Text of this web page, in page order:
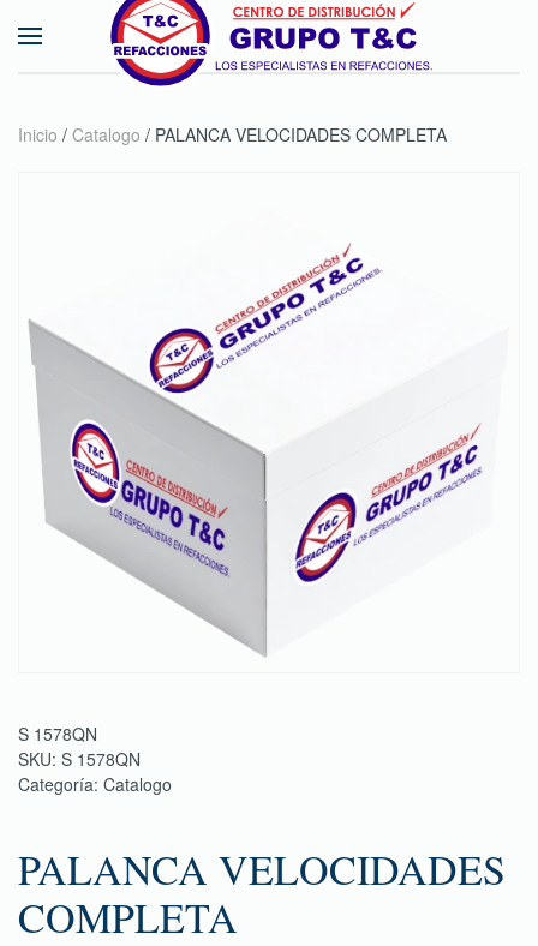
Skip to main content
Inicio / Catalogo / PALANCA VELOCIDADES COMPLETA
S 1578QN
SKU: S 1578QN
Categoría: Catalogo
PALANCA VELOCIDADES
COMPLETA